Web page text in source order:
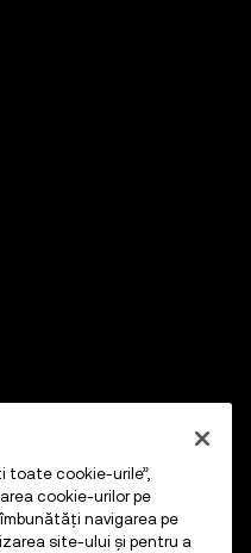
toate cookie-urile”,
cookie-urilor pe
navigarea pe
site-ului și pentru a